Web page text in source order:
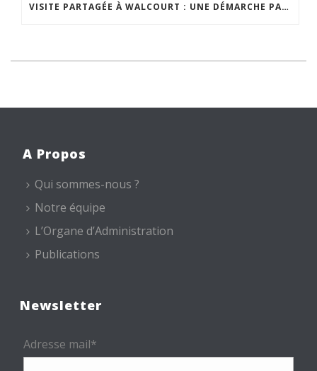
VISITE PARTAGÉE À WALCOURT : UNE DÉMARCHE PARTICIPATIVE ANIMÉE PAR ESPACE ENVIRONNEMENT
A Propos
Qui sommes-nous ?
Notre équipe
L’Organe d’Administration
Publications
Newsletter
Adresse mail*